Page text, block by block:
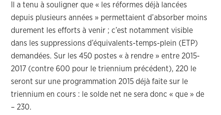
Il a tenu à souligner que « les réformes déjà lancées
depuis plusieurs années » permettaient d’absorber moins
durement les efforts à venir ; c’est notamment visible
dans les suppressions d’équivalents-temps-plein (ETP)
demandées. Sur les 450 postes « à rendre » entre 2015-
2017 (contre 600 pour le triennium précédent), 220 le
seront sur une programmation 2015 déjà faite sur le
triennium en cours : le solde net ne sera donc « que » de
– 230.